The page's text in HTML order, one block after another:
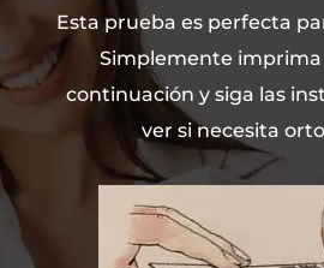
Esta prueba es perfecta
Simplemente imprima
continuación y siga las
ver si necesita